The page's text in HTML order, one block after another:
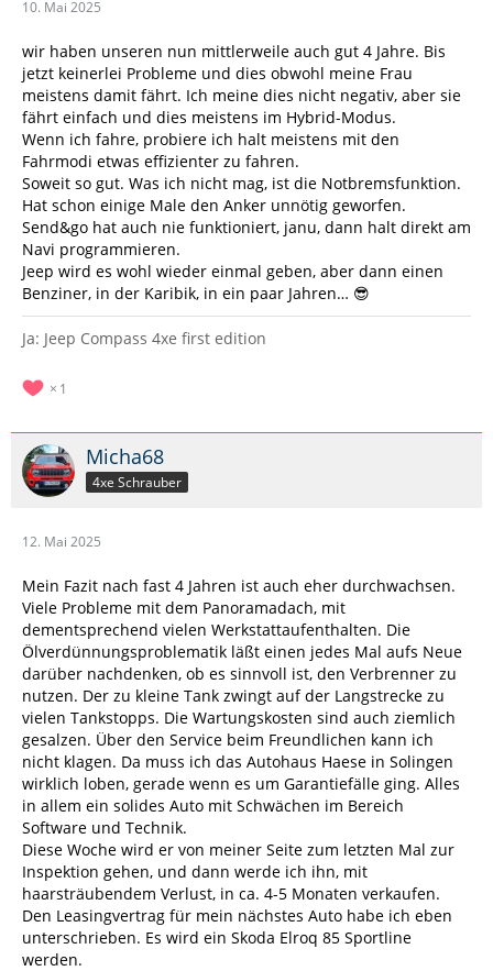
10. Mai 2025
wir haben unseren nun mittlerweile auch gut 4 Jahre. Bis
jetzt keinerlei Probleme und dies obwohl meine Frau
meistens damit fährt. Ich meine dies nicht negativ, aber sie
fährt einfach und dies meistens im Hybrid-Modus.
Wenn ich fahre, probiere ich halt meistens mit den
Fahrmodi etwas effizienter zu fahren.
Soweit so gut. Was ich nicht mag, ist die Notbremsfunktion.
Hat schon einige Male den Anker unnötig geworfen.
Send&go hat auch nie funktioniert, janu, dann halt direkt am
Navi programmieren.
Jeep wird es wohl wieder einmal geben, aber dann einen
Benziner, in der Karibik, in ein paar Jahren… 😎
Ja: Jeep Compass 4xe first edition
1
Micha68
4xe Schrauber
12. Mai 2025
Mein Fazit nach fast 4 Jahren ist auch eher durchwachsen.
Viele Probleme mit dem Panoramadach, mit
dementsprechend vielen Werkstattaufenthalten. Die
Ölverdünnungsproblematik läßt einen jedes Mal aufs Neue
darüber nachdenken, ob es sinnvoll ist, den Verbrenner zu
nutzen. Der zu kleine Tank zwingt auf der Langstrecke zu
vielen Tankstopps. Die Wartungskosten sind auch ziemlich
gesalzen. Über den Service beim Freundlichen kann ich
nicht klagen. Da muss ich das Autohaus Haese in Solingen
wirklich loben, gerade wenn es um Garantiefälle ging. Alles
in allem ein solides Auto mit Schwächen im Bereich
Software und Technik.
Diese Woche wird er von meiner Seite zum letzten Mal zur
Inspektion gehen, und dann werde ich ihn, mit
haarsträubendem Verlust, in ca. 4-5 Monaten verkaufen.
Den Leasingvertrag für mein nächstes Auto habe ich eben
unterschrieben. Es wird ein Skoda Elroq 85 Sportline
werden.